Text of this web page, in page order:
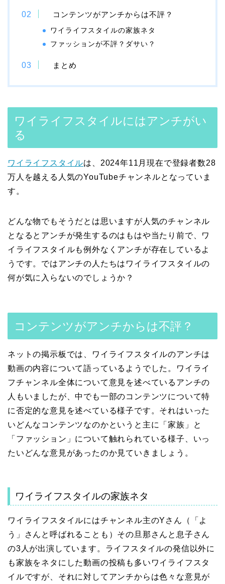
コンテンツがアンチからは不評？
ワイライフスタイルの家族ネタ
ファッションが不評？ダサい？
まとめ
ワイライフスタイルにはアンチがい
る
ワイライフスタイルは、2024年11月現在で登録者数28
万人を越える人気のYouTubeチャンネルとなっていま
す。
どんな物でもそうだとは思いますが人気のチャンネル
となるとアンチが発生するのはもはや当たり前で、ワ
イライフスタイルも例外なくアンチが存在しているよ
うです。ではアンチの人たちはワイライフスタイルの
何が気に入らないのでしょうか？
コンテンツがアンチからは不評？
ネットの掲示板では、ワイライフスタイルのアンチは
動画の内容について語っているようでした。ワイライ
フチャンネル全体について意見を述べているアンチの
人もいましたが、中でも一部のコンテンツについて特
に否定的な意見を述べている様子です。それはいった
いどんなコンテンツなのかというと主に「家族」と
「ファッション」について触れられている様子、いっ
たいどんな意見があったのか見ていきましょう。
ワイライフスタイルの家族ネタ
ワイライフスタイルにはチャンネル主のYさん（「よ
う」さんと呼ばれることも）その旦那さんと息子さん
の3人が出演しています。ライフスタイルの発信以外に
も家族をネタにした動画の投稿も多いワイライフスタ
イルですが、それに対してアンチからは色々な意見が